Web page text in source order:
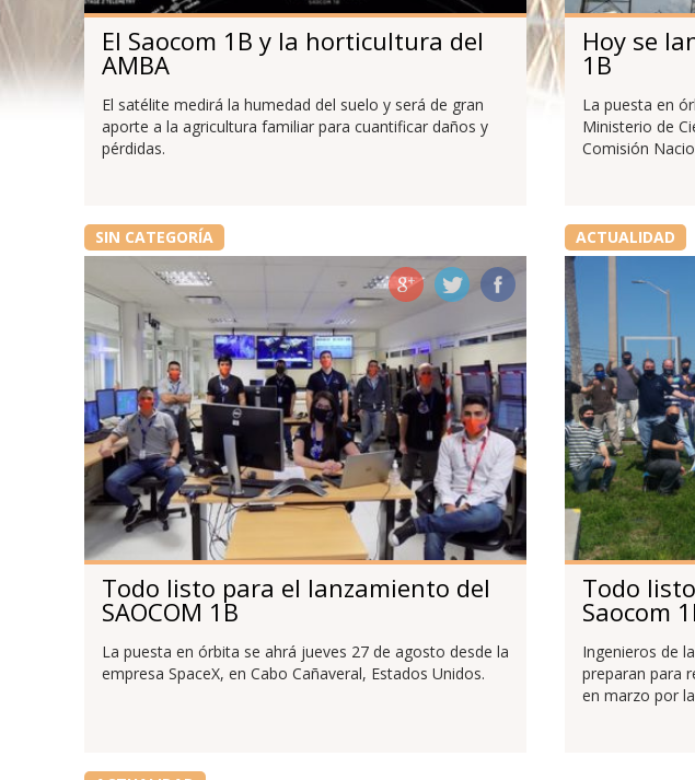
El Saocom 1B y la horticultura del
AMBA
El satélite medirá la humedad del suelo y será de gran
aporte a la agricultura familiar para cuantificar daños y
pérdidas.
Hoy se
1B
La puesta en
Ministerio de
Comisión
SIN CATEGORÍA
Todo listo para el lanzamiento del
SAOCOM 1B
La puesta en órbita se ahrá jueves 27 de agosto desde la
empresa SpaceX, en Cabo Cañaveral, Estados Unidos.
ACTUALIDAD
Todo
Saocom
Ingenieros de
preparan para
en marzo por